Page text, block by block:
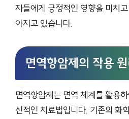
자들에게 긍정적인 영향을 미치
아지고 있습니다.
면역항암제의 작용
면역항암제는 면역 체계를 활용
신적인 치료법입니다. 기존의 화